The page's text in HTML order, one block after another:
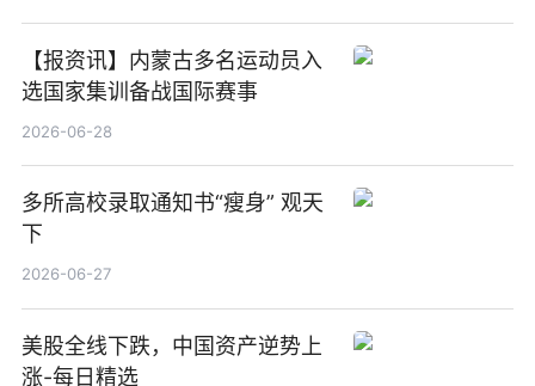
【报资讯】内蒙古多名运动员入
选国家集训备战国际赛事
2026-06-28
多所高校录取通知书“瘦身” 观天
下
2026-06-27
美股全线下跌，中国资产逆势上
涨-每日精选